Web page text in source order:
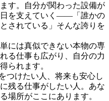
す。自分が関わった設備が
日を支えていく——「誰かの
されている」そんな誇りを
には真似できない本物の専
る仕事も広がり、自分の力
られます。
つけたい人、将来も安心し
残る仕事がしたい人。あな
場所がここにあります。